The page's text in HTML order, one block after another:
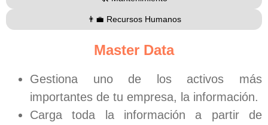
👨‍💼 Recursos Humanos
Master Data
Gestiona uno de los activos más
importantes de tu empresa, la información.
Carga toda la información a partir de